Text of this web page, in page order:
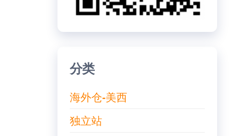
分类
海外仓-美西
独立站